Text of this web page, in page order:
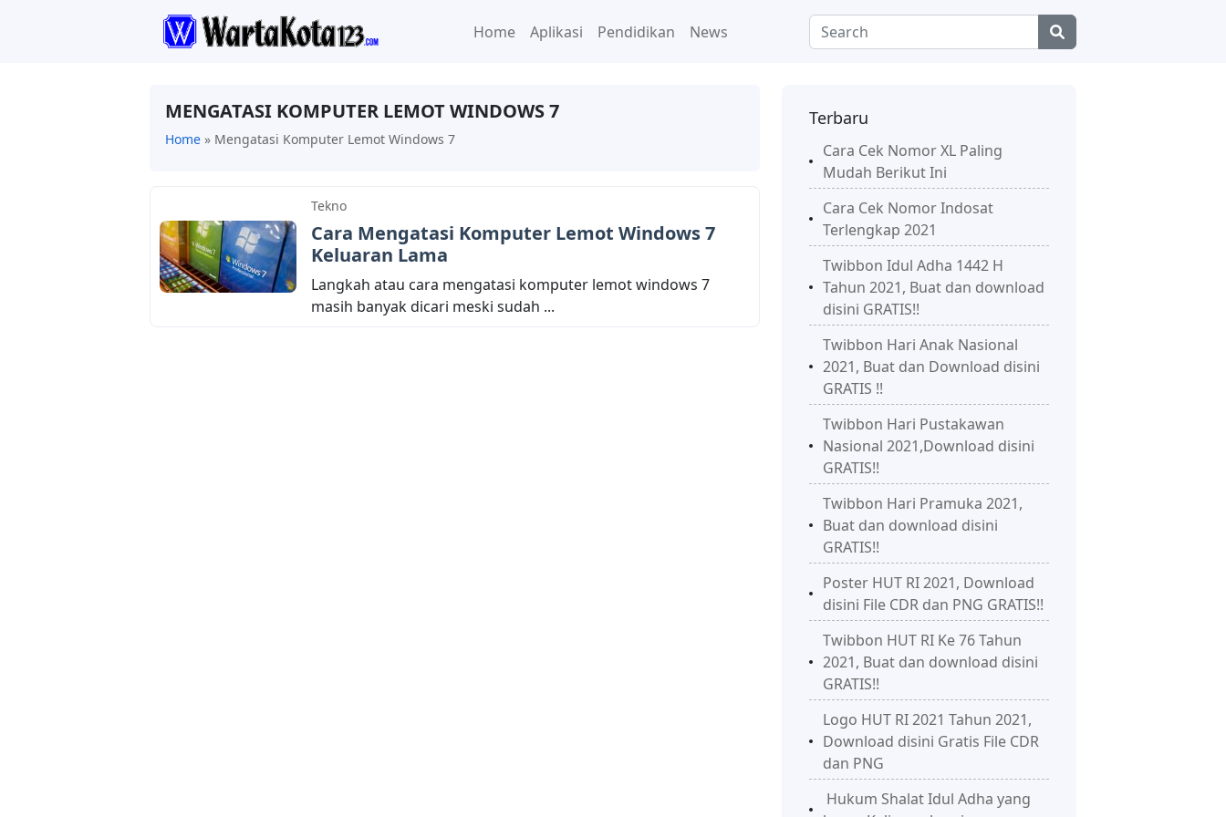
Home Aplikasi Pendidikan News
MENGATASI KOMPUTER LEMOT WINDOWS 7
Home » Mengatasi Komputer Lemot Windows 7
Tekno
Cara Mengatasi Komputer Lemot Windows 7
Keluaran Lama
Langkah atau cara mengatasi komputer lemot windows 7
masih banyak dicari meski sudah ...
Terbaru
Cara Cek Nomor XL Paling
Mudah Berikut Ini
Cara Cek Nomor Indosat
Terlengkap 2021
Twibbon Idul Adha 1442 H
Tahun 2021, Buat dan download
disini GRATIS!!
Twibbon Hari Anak Nasional
2021, Buat dan Download disini
GRATIS !!
Twibbon Hari Pustakawan
Nasional 2021,Download disini
GRATIS!!
Twibbon Hari Pramuka 2021,
Buat dan download disini
GRATIS!!
Poster HUT RI 2021, Download
disini File CDR dan PNG GRATIS!!
Twibbon HUT RI Ke 76 Tahun
2021, Buat dan download disini
GRATIS!!
Logo HUT RI 2021 Tahun 2021,
Download disini Gratis File CDR
dan PNG
Hukum Shalat Idul Adha yang